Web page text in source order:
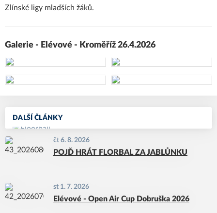
DALŠÍ ČLÁNKY
čt 6. 8. 2026
POJĎ HRÁT FLORBAL ZA JABLŮNKU
st 1. 7. 2026
Elévové - Open Air Cup Dobruška 2026
Zlínské ligy mladších žáků.
Galerie - Elévové - Kroměříž 26.4.2026